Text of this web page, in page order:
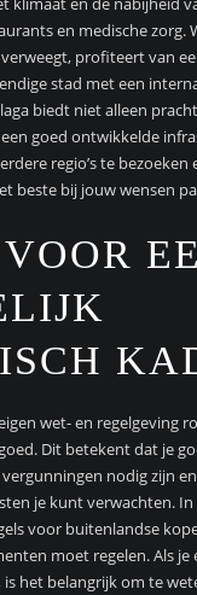
en medische zorg.
profiteert van
stad met een
biedt niet alleen
goed ontwikkelde
regio’s te bezoeken
beste bij jouw wensen
wet- en regelgeving
Dit betekent dat je
nodig zijn
je kunt verwachten.
voor buitenlandse
moet regelen. Als je
het belangrijk om te